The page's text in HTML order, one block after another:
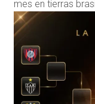
mes en tierras